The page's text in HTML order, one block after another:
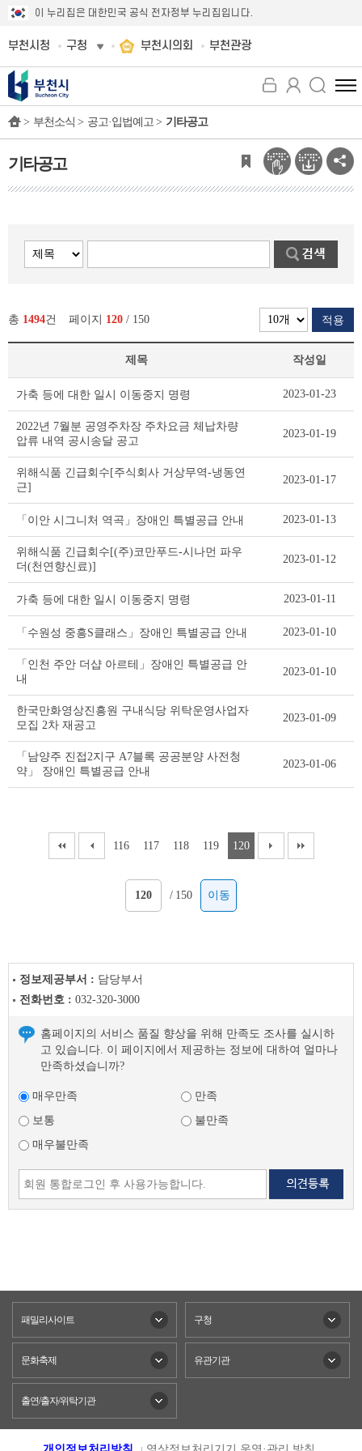
이 누리집은 대한민국 공식 전자정부 누리집입니다.
부천시청 구청 부천시의회 부천관광
전
체
뉴
보
기
> 부천소식 > 공고·입법예고 > 기타공고
기타공고
총 1494건 페이지 120 / 150 적용
공
고
스
트
테
제목 작성일
가축 등에 대한 일시 이동중지 명령 2023-01-23
2022년 7월분 공영주차장 주차요금 체납차량
압류 내역 공시송달 공고
2023-01-19
위해식품 긴급회수[주식회사 거상무역-냉동연
근]
2023-01-17
「이안 시그니처 역곡」장애인 특별공급 안내 2023-01-13
위해식품 긴급회수[(주)코만푸드-시나먼 파우
더(천연향신료)]
2023-01-12
가축 등에 대한 일시 이동중지 명령 2023-01-11
「수원성 중흥S클래스」장애인 특별공급 안내 2023-01-10
「인천 주안 더샵 아르테」장애인 특별공급 안
내
2023-01-10
한국만화영상진흥원 구내식당 위탁운영사업자
모집 2차 재공고
2023-01-09
「남양주 진접2지구 A7블록 공공분양 사전청
약」 장애인 특별공급 안내
2023-01-06
116 117 118 119 120
/ 150 이동
정보제공부서 : 담당부서
전화번호 : 032-320-3000
홈페이지의 서비스 품질 향상을 위해 만족도 조사를 실시하
고 있습니다. 이 페이지에서 제공하는 정보에 대하여 얼마나
만족하셨습니까?
매우만족
만족
보통
불만족
매우불만족
패밀리사이트 구청
문화축제 유관기관
출연/출자/위탁기관